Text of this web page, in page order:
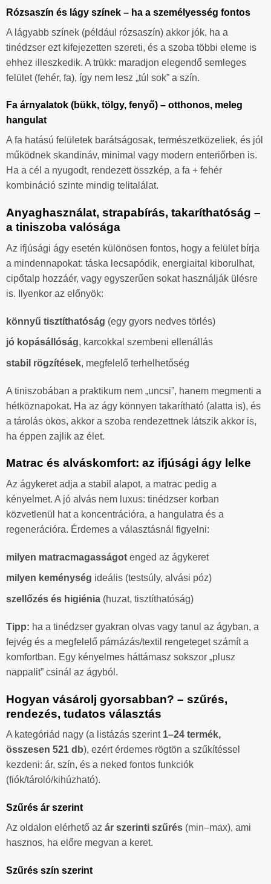
Rózsaszín és lágy színek – ha a személyesség fontos
A lágyabb színek (például rózsaszín) akkor jók, ha a
tinédzser ezt kifejezetten szereti, és a szoba többi eleme is
ehhez illeszkedik. A trükk: maradjon elegendő semleges
felület (fehér, fa), így nem lesz „túl sok” a szín.
Fa árnyalatok (bükk, tölgy, fenyő) – otthonos, meleg
hangulat
A fa hatású felületek barátságosak, természetközeliek, és jól
működnek skandináv, minimal vagy modern enteriőrben is.
Ha a cél a nyugodt, rendezett összkép, a fa + fehér
kombináció szinte mindig telitalálat.
Anyaghasználat, strapabírás, takaríthatóság –
a tiniszoba valósága
Az ifjúsági ágy esetén különösen fontos, hogy a felület bírja
a mindennapokat: táska lecsapódik, energiaital kiborulhat,
cipőtalp hozzáér, vagy egyszerűen sokat használják ülésre
is. Ilyenkor az előnyök:
könnyű tisztíthatóság (egy gyors nedves törlés)
jó kopásállóság, karcokkal szembeni ellenállás
stabil rögzítések, megfelelő terhelhetőség
A tiniszobában a praktikum nem „uncsi”, hanem megmenti a
hétköznapokat. Ha az ágy könnyen takarítható (alatta is), és
a tárolás okos, akkor a szoba rendezettnek látszik akkor is,
ha éppen zajlik az élet.
Matrac és alváskomfort: az ifjúsági ágy lelke
Az ágykeret adja a stabil alapot, a matrac pedig a
kényelmet. A jó alvás nem luxus: tinédzser korban
közvetlenül hat a koncentrációra, a hangulatra és a
regenerációra. Érdemes a választásnál figyelni:
milyen matracmagasságot enged az ágykeret
milyen keménység ideális (testsúly, alvási póz)
szellőzés és higiénia (huzat, tisztíthatóság)
Tipp: ha a tinédzser gyakran olvas vagy tanul az ágyban, a
fejvég és a megfelelő párnázás/textil rengeteget számít a
komfortban. Egy kényelmes háttámasz sokszor „plusz
nappalit” csinál az ágyból.
Hogyan vásárolj gyorsabban? – szűrés,
rendezés, tudatos választás
A kategóriád nagy (a listázás szerint 1–24 termék,
összesen 521 db), ezért érdemes rögtön a szűkítéssel
kezdeni: ár, szín, és a neked fontos funkciók
(fiók/tároló/kihúzható).
Szűrés ár szerint
Az oldalon elérhető az ár szerinti szűrés (min–max), ami
hasznos, ha előre megvan a keret.
Szűrés szín szerint